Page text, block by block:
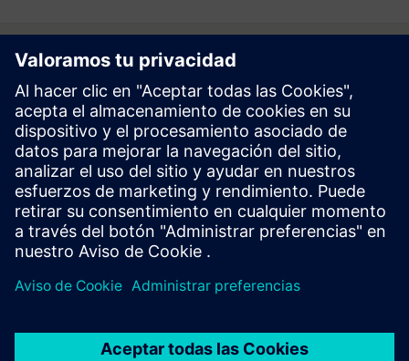
Follow
Prensa | Empresa | Siemens
© Siemens 1996 – 2026
Información Corporativa
Politica de Privacidad y Cookies